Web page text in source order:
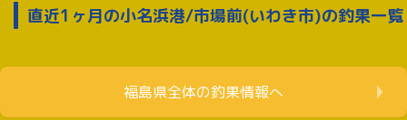
直近1ヶ月の小名浜港/市場前(いわき市)の釣果一覧
福島県全体の釣果情報へ